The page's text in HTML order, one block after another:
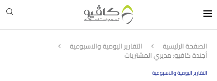
الصفحة الرئيسية التقارير اليومية والاسبوعية
أجندة كافيو: مديري المشتريات
التقارير اليومية والاسبوعية